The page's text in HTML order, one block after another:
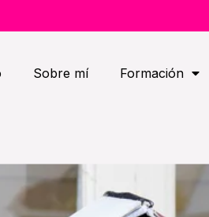
Sobre mí Formación
PARA